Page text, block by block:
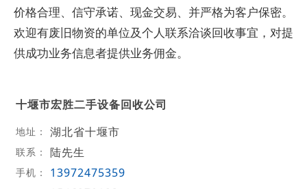
价格合理、信守承诺、现金交易、并严格为客户保密。
欢迎有废旧物资的单位及个人联系洽谈回收事宜，对提
供成功业务信息者提供业务佣金。
十堰市宏胜二手设备回收公司
地址： 湖北省十堰市
联系： 陆先生
手机： 13972475359